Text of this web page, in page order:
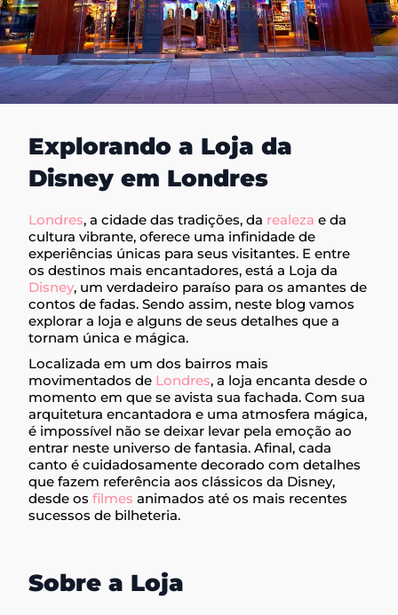
Explorando a Loja da
Disney em Londres
Londres, a cidade das tradições, da realeza e da
cultura vibrante, oferece uma infinidade de
experiências únicas para seus visitantes. E entre
os destinos mais encantadores, está a Loja da
Disney, um verdadeiro paraíso para os amantes de
contos de fadas. Sendo assim, neste blog vamos
explorar a loja e alguns de seus detalhes que a
tornam única e mágica.
Localizada em um dos bairros mais
movimentados de Londres, a loja encanta desde o
momento em que se avista sua fachada. Com sua
arquitetura encantadora e uma atmosfera mágica,
é impossível não se deixar levar pela emoção ao
entrar neste universo de fantasia. Afinal, cada
canto é cuidadosamente decorado com detalhes
que fazem referência aos clássicos da Disney,
desde os filmesanimados até os mais recentes
sucessos de bilheteria.
Sobre a Loja